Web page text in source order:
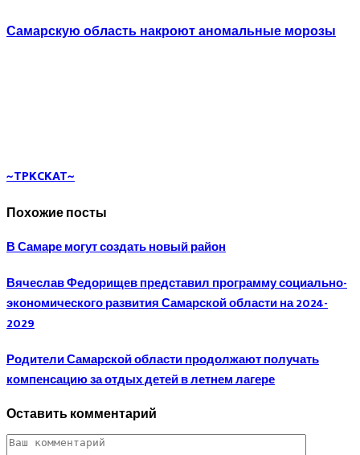
Самарскую область накроют аномальные морозы
~TPKCKAT~
Похожие посты
В Самаре могут создать новый район
Вячеслав Федорищев представил программу социально-
экономического развития Самарской области на 2024-
2029
Родители Самарской области продолжают получать
компенсацию за отдых детей в летнем лагере
Оставить комментарий